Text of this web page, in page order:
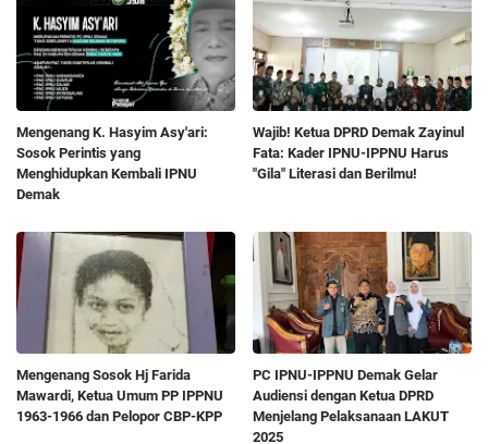
Mengenang K. Hasyim Asy'ari:
Sosok Perintis yang
Menghidupkan Kembali IPNU
Demak
Wajib! Ketua DPRD Demak Zayinul
Fata: Kader IPNU-IPPNU Harus
"Gila" Literasi dan Berilmu!
Mengenang Sosok Hj Farida
Mawardi, Ketua Umum PP IPPNU
1963-1966 dan Pelopor CBP-KPP
PC IPNU-IPPNU Demak Gelar
Audiensi dengan Ketua DPRD
Menjelang Pelaksanaan LAKUT
2025